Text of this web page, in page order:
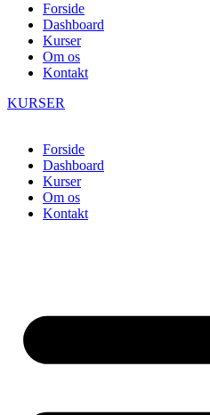
Forside
Dashboard
Kurser
Om os
Kontakt
KURSER
Forside
Dashboard
Kurser
Om os
Kontakt